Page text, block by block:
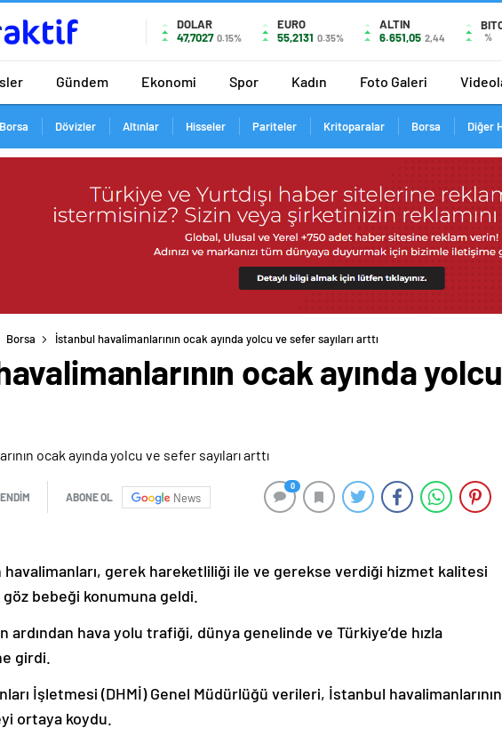
DOLAR
47,7027 0.15%
EURO
55,2131 0.35%
ALTIN
6.651,05 2,44 %
Gündem Ekonomi Spor Kadın Foto Galeri
Dövizler Altınlar Hisseler Pariteler Kritoparalar Borsa Diğer
Borsa İstanbul havalimanlarının ocak ayında yolcu ve sefer sayıları arttı
ocak ayında
ABONE OL News
0
havalimanları, gerek hareketliliği ile ve gerekse verdiği hizmet kalitesi
göz bebeği konumuna geldi.
ardından hava yolu trafiği, dünya genelinde ve Türkiye’de hızla
girdi.
İşletmesi (DHMİ) Genel Müdürlüğü verileri, İstanbul havalimanlarının
ortaya koydu.